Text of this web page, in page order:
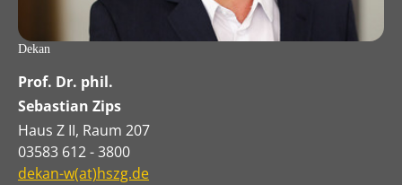
Dekan
Prof. Dr. phil.
Sebastian Zips
Haus Z II, Raum 207
03583 612 - 3800
dekan-w(at)hszg.de